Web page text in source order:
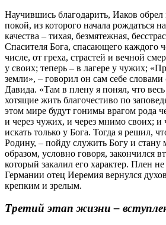
Научившись благодарить, Иаков
покой, из которого начала рождаться
качества – тихая, безмятежная,
Спасителя Бога, спасающего каждого
числе, от греха, страстей и вечной
у своих; теперь – в лагере у чужих;
земли», – говорил он сам себе словами
Давида. «Там в плену я понял, что
хотящие жить благочестиво по
этом мире будут гонимы врагом рода
и через чужих, и через мнимо своих; и
искать только у Бога. Тогда я решил,
Родину, – пойду служить Богу и
образом, условно говоря, закончился
который закалил его характер. Плен
Германии отец Иеремия вернулся
крепким и зрелым.
Третий этап жизни –